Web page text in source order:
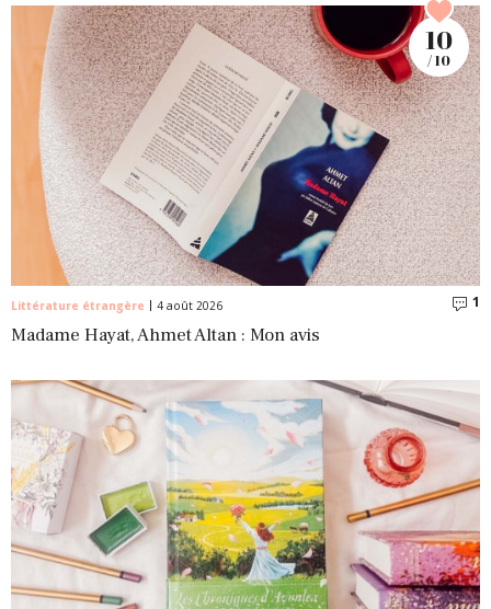
Littérature étrangère 4 août 2026 1
Madame Hayat, Ahmet Altan : Mon avis
10
/ 10